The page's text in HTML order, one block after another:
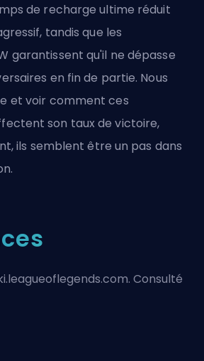
de recharge ultime réduit
tandis que les
garantissent qu'il ne dépasse
en fin de partie. Nous
et voir comment ces
son taux de victoire,
ils semblent être un pas dans
Consulté